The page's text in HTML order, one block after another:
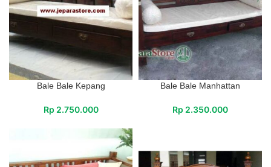
Bale Bale Kepang
Rp 2.750.000
Bale Bale Manhattan
Rp 2.350.000